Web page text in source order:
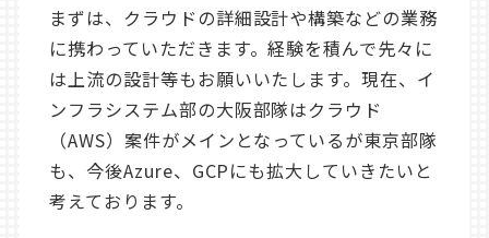
まずは、クラウドの詳細設計や構築などの業務
に携わっていただきます。経験を積んで先々に
は上流の設計等もお願いいたします。現在、イ
ンフラシステム部の大阪部隊はクラウド
（AWS）案件がメインとなっているが東京部隊
も、今後Azure、GCPにも拡大していきたいと
考えております。